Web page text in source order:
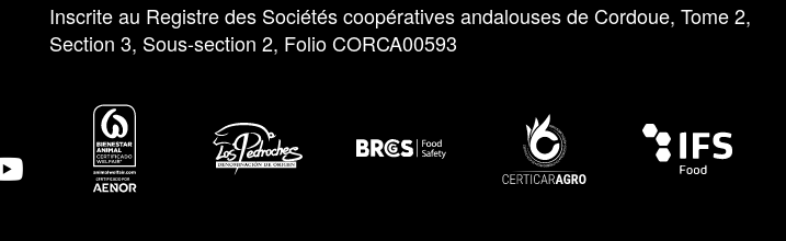
Inscrite au Registre des Sociétés coopératives andalouses de Cordoue, Tome 2,
Section 3, Sous-section 2, Folio CORCA00593